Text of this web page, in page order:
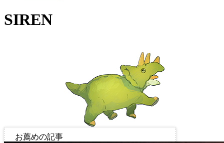
SIREN
お薦めの記事